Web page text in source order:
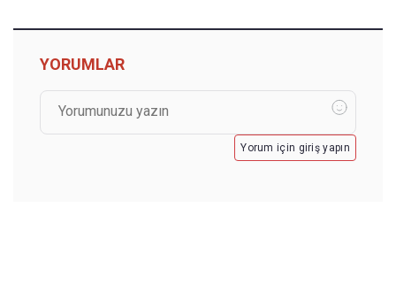
YORUMLAR
Yorum için giriş yapın